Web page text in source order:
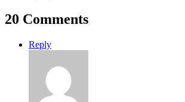
20 Comments
Reply